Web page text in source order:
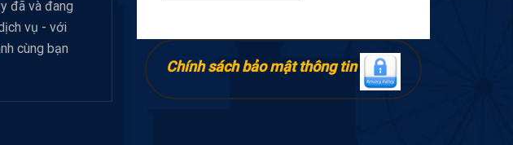
đã và đang
vụ - với
cùng bạn
Chính sách bảo mật thông tin